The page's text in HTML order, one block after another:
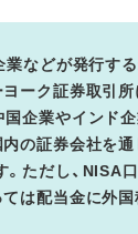
業などが発行す
ーク証券取引
国企業やインド
の証券会社を
ただし、NISA
は配当金に外